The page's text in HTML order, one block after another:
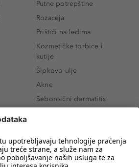
Putne potrepštine
Rozaceja
Prištići na leđima
Kozmetičke torbice i
kutije
Šipkovo ulje
Akne
Seboroični dermatitis
Novo
Koji mi parfem